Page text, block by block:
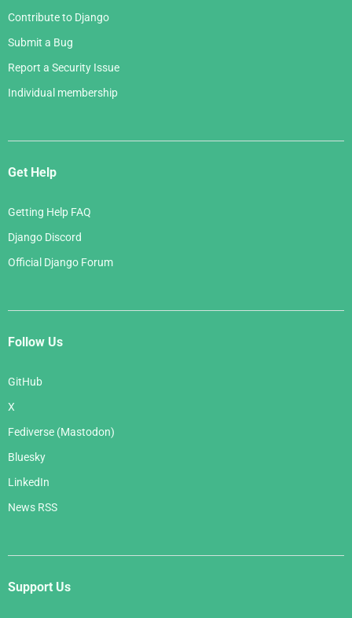
Contribute to Django
Submit a Bug
Report a Security Issue
Individual membership
Get Help
Getting Help FAQ
Django Discord
Official Django Forum
Follow Us
GitHub
X
Fediverse (Mastodon)
Bluesky
LinkedIn
News RSS
Support Us